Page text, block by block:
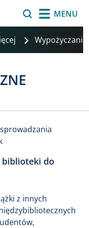
MENU
Więcej
biblioteki do
z innych